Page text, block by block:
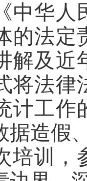
《中华
的法定
解及 近
将法律
计工作
据造假
培训，